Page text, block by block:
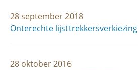
28 september 2018
Onterechte lijsttrekkersverkiezing
28 oktober 2016